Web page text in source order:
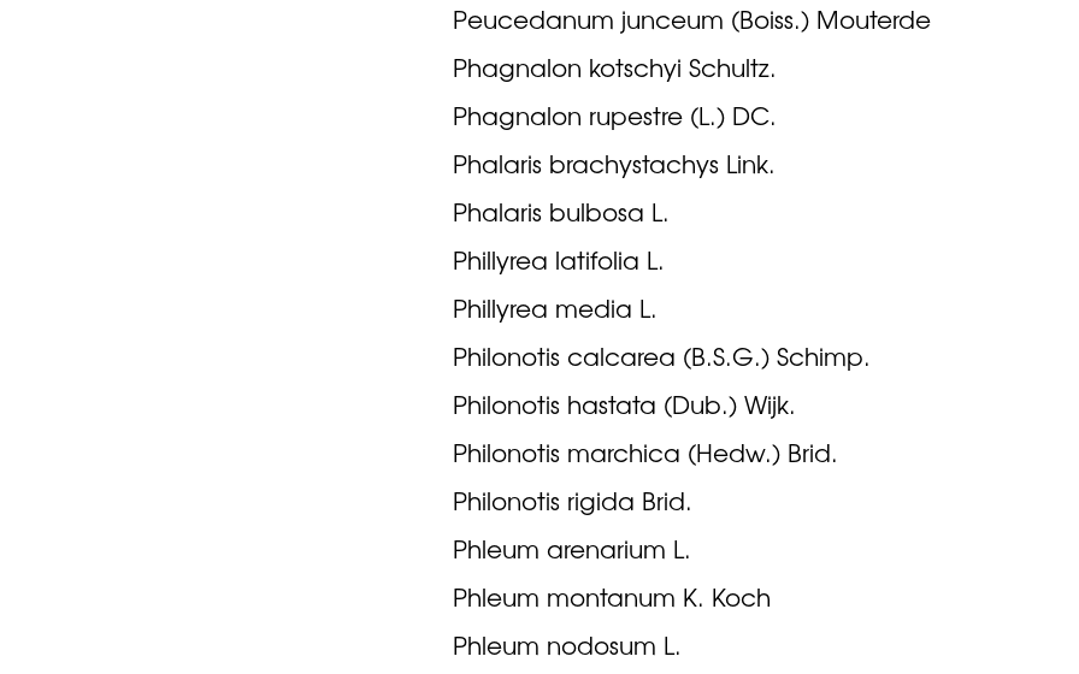
Peucedanum junceum (Boiss.) Mouterde
Phagnalon kotschyi Schultz.
Phagnalon rupestre (L.) DC.
Phalaris brachystachys Link.
Phalaris bulbosa L.
Phillyrea latifolia L.
Phillyrea media L.
Philonotis calcarea (B.S.G.) Schimp.
Philonotis hastata (Dub.) Wijk.
Philonotis marchica (Hedw.) Brid.
Philonotis rigida Brid.
Phleum arenarium L.
Phleum montanum K. Koch
Phleum nodosum L.